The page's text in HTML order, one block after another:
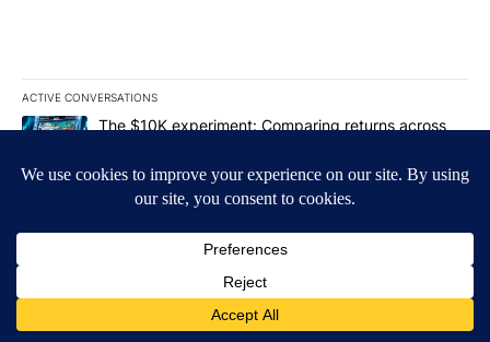
ACTIVE CONVERSATIONS
The following is a list of the most commented articles in the last
A trending article titled "The $10K experiment: Comparing
The $10K experiment: Comparing returns across
8
A trending article titled "FIFA scraps controversial $20 billion
FIFA scraps controversial $20 billion World Cup
Powered by